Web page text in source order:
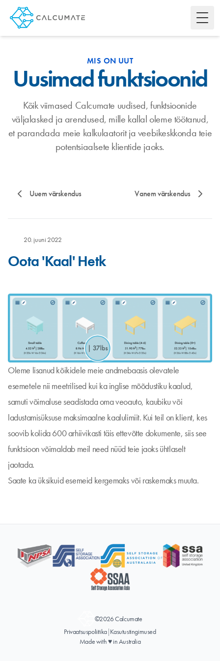
MIS ON UUT
Uusimad funktsioonid
Kõik viimased Calcumate uudised, funktsioonide
väljalasked ja arendused, mille kallal oleme töötanud,
et parandada meie kalkulaatorit ja veebikeskkonda teie
potentsiaalsete klientide jaoks.
Uuem värskendus Vanem värskendus
20. juuni 2022
Oota 'Kaal' Hetk
Oleme lisanud kõikidele meie andmebaasis olevatele
esemetele nii meetrilised kui ka inglise mõõdustiku kaalud,
samuti võimaluse seadistada oma veoauto, kaubiku või
ladustamisüksuse maksimaalne kaalulimiit. Kui teil on klient, kes
soovib kolida 600 arhiivikasti täis ettevõtte dokumente, siis see
funktsioon võimaldab meil need nüüd teie jaoks ühtlaselt
jaotada.
Saate ka üksikuid esemeid kergemaks või raskemaks muuta.
©2026 Calcumate
Privaatsuspoliitika|Kasutustingimused
Made with ♥ in Australia